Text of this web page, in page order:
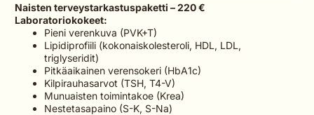
Naisten terveystarkastuspaketti – 220 €
Laboratoriokokeet:
Pieni verenkuva (PVK+T)
Lipidiprofiili (kokonaiskolesteroli, HDL, LDL,
triglyseridit)
Pitkäaikainen verensokeri (HbA1c)
Kilpirauhasarvot (TSH, T4-V)
Munuaisten toimintakoe (Krea)
Nestetasapaino (S-K, S-Na)